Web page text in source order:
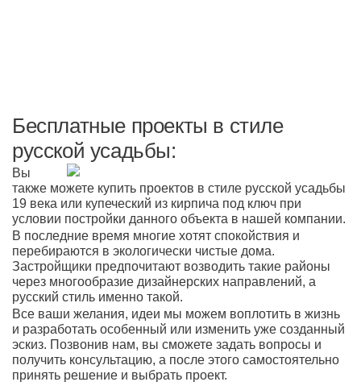
Бесплатные проекты в стиле
русской усадьбы:
Вы
также можете купить проектов в стиле русской усадьбы
19 века или купеческий из кирпича под ключ при
условии постройки данного объекта в нашей компании.
В последние время многие хотят спокойствия и
перебираются в экологически чистые дома.
Застройщики предпочитают возводить такие районы
через многообразие дизайнерских направлений, а
русский стиль именно такой.
Все ваши желания, идеи мы можем воплотить в жизнь
и разработать особенный или изменить уже созданный
эскиз. Позвонив нам, вы сможете задать вопросы и
получить консультацию, а после этого самостоятельно
принять решение и выбрать проект.